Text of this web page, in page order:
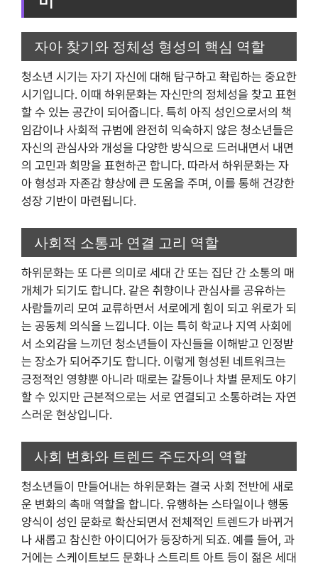
자아 찾기와 정체성 형성의 핵심 역할
청소년 시기는 자기 자신에 대해 탐구하고 확립하는 중요한
시기입니다. 이때 하위문화는 자신만의 정체성을 찾고 표현
할 수 있는 공간이 되어줍니다. 특히 아직 성인으로서의 책
임감이나 사회적 규범에 완전히 익숙하지 않은 청소년들은
자신의 관심사와 개성을 다양한 방식으로 드러내면서 내면
의 고민과 희망을 표현하곤 합니다. 따라서 하위문화는 자
아 형성과 자존감 향상에 큰 도움을 주며, 이를 통해 건강한
성장 기반이 마련됩니다.
사회적 소통과 연결 고리 역할
하위문화는 또 다른 의미로 세대 간 또는 집단 간 소통의 매
개체가 되기도 합니다. 같은 취향이나 관심사를 공유하는
사람들끼리 모여 교류하면서 서로에게 힘이 되고 위로가 되
는 공동체 의식을 느낍니다. 이는 특히 학교나 지역 사회에
서 소외감을 느끼던 청소년들이 자신들을 이해받고 인정받
는 장소가 되어주기도 합니다. 이렇게 형성된 네트워크는
긍정적인 영향뿐 아니라 때로는 갈등이나 차별 문제도 야기
할 수 있지만 근본적으로는 서로 연결되고 소통하려는 자연
스러운 현상입니다.
사회 변화와 트렌드 주도자의 역할
청소년들이 만들어내는 하위문화는 결국 사회 전반에 새로
운 변화의 촉매 역할을 합니다. 유행하는 스타일이나 행동
양식이 성인 문화로 확산되면서 전체적인 트렌드가 바뀌거
나 새롭고 참신한 아이디어가 등장하게 되죠. 예를 들어, 과
거에는 스케이트보드 문화나 스트리트 아트 등이 젊은 세대